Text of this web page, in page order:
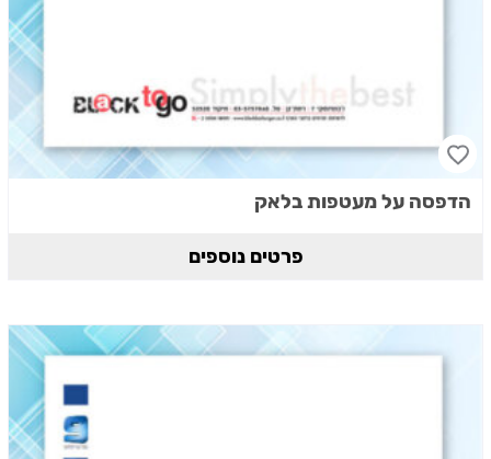
הדפסה על מעטפות בלאק
פרטים נוספים